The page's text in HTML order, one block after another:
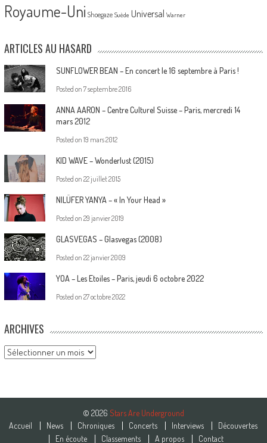
Royaume-Uni Shoegaze Suède Universal Warner
ARTICLES AU HASARD
SUNFLOWER BEAN – En concert le 16 septembre à Paris !
Posted on 7 septembre 2016
ANNA AARON – Centre Culturel Suisse – Paris, mercredi 14
mars 2012
Posted on 19 mars 2012
KID WAVE – Wonderlust (2015)
Posted on 22 juillet 2015
NILÜFER YANYA – « In Your Head »
Posted on 29 janvier 2019
GLASVEGAS – Glasvegas (2008)
Posted on 22 janvier 2009
YOA – Les Etoiles – Paris, jeudi 6 octobre 2022
Posted on 27 octobre 2022
ARCHIVES
Archives
© 2026 Stars Are Underground
Accueil
News Chroniques Concerts Interviews
Découvertes
En écoute
Classements A propos Contact